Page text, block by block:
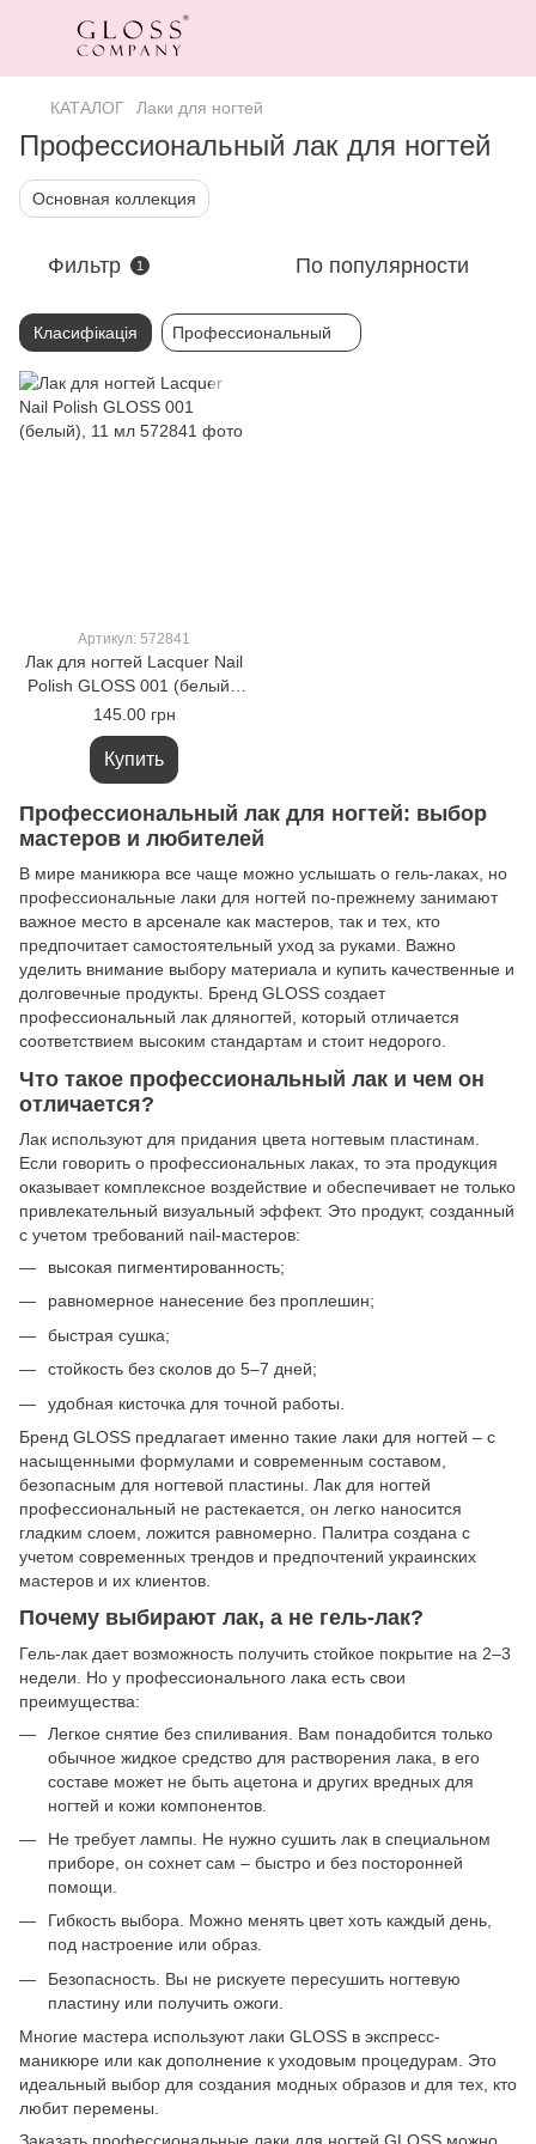
КАТАЛОГ Лаки для ногтей
Профессиональный лак для ногтей
Основная коллекция
Фильтр 1 По популярности
Класифікація Профессиональный
Артикул: 572841
Лак для ногтей Lacquer Nail
Polish GLOSS 001 (белый),
11 мл
145.00 грн
Купить
Профессиональный лак для ногтей: выбор
мастеров и любителей
В мире маникюра все чаще можно услышать о гель-лаках, но
профессиональные лаки для ногтей по-прежнему занимают
важное место в арсенале как мастеров, так и тех, кто
предпочитает самостоятельный уход за руками. Важно
уделить внимание выбору материала и купить качественные и
долговечные продукты. Бренд GLOSS создает
профессиональный лак дляногтей, который отличается
соответствием высоким стандартам и стоит недорого.
Что такое профессиональный лак и чем он
отличается?
Лак используют для придания цвета ногтевым пластинам.
Если говорить о профессиональных лаках, то эта продукция
оказывает комплексное воздействие и обеспечивает не только
привлекательный визуальный эффект. Это продукт, созданный
с учетом требований nail-мастеров:
высокая пигментированность;
равномерное нанесение без проплешин;
быстрая сушка;
стойкость без сколов до 5–7 дней;
удобная кисточка для точной работы.
Бренд GLOSS предлагает именно такие лаки для ногтей – с
насыщенными формулами и современным составом,
безопасным для ногтевой пластины. Лак для ногтей
профессиональный не растекается, он легко наносится
гладким слоем, ложится равномерно. Палитра создана с
учетом современных трендов и предпочтений украинских
мастеров и их клиентов.
Почему выбирают лак, а не гель-лак?
Гель-лак дает возможность получить стойкое покрытие на 2–3
недели. Но у профессионального лака есть свои
преимущества:
Легкое снятие без спиливания. Вам понадобится только
обычное жидкое средство для растворения лака, в его
составе может не быть ацетона и других вредных для
ногтей и кожи компонентов.
Не требует лампы. Не нужно сушить лак в специальном
приборе, он сохнет сам – быстро и без посторонней
помощи.
Гибкость выбора. Можно менять цвет хоть каждый день,
под настроение или образ.
Безопасность. Вы не рискуете пересушить ногтевую
пластину или получить ожоги.
Многие мастера используют лаки GLOSS в экспресс-
маникюре или как дополнение к уходовым процедурам. Это
идеальный выбор для создания модных образов и для тех, кто
любит перемены.